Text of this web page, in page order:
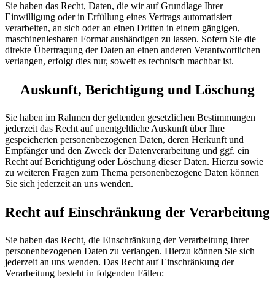
Sie haben das Recht, Daten, die wir auf Grundlage Ihrer
Einwilligung oder in Erfüllung eines Vertrags automatisiert
verarbeiten, an sich oder an einen Dritten in einem gängigen,
maschinenlesbaren Format aushändigen zu lassen. Sofern Sie die
direkte Übertragung der Daten an einen anderen Verantwortlichen
verlangen, erfolgt dies nur, soweit es technisch machbar ist.
Auskunft, Berichtigung und Löschung
Sie haben im Rahmen der geltenden gesetzlichen Bestimmungen
jederzeit das Recht auf unentgeltliche Auskunft über Ihre
gespeicherten personenbezogenen Daten, deren Herkunft und
Empfänger und den Zweck der Datenverarbeitung und ggf. ein
Recht auf Berichtigung oder Löschung dieser Daten. Hierzu sowie
zu weiteren Fragen zum Thema personenbezogene Daten können
Sie sich jederzeit an uns wenden.
Recht auf Einschränkung der Verarbeitung
Sie haben das Recht, die Einschränkung der Verarbeitung Ihrer
personenbezogenen Daten zu verlangen. Hierzu können Sie sich
jederzeit an uns wenden. Das Recht auf Einschränkung der
Verarbeitung besteht in folgenden Fällen: